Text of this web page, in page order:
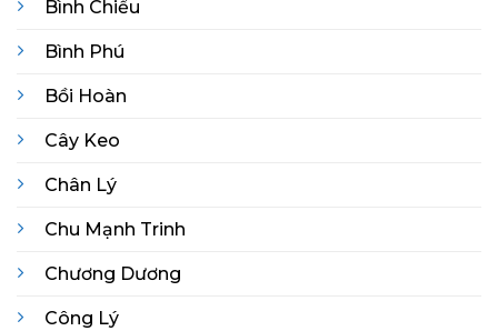
Bình Chiểu
Bình Phú
Bồi Hoàn
Cây Keo
Chân Lý
Chu Mạnh Trinh
Chương Dương
Công Lý